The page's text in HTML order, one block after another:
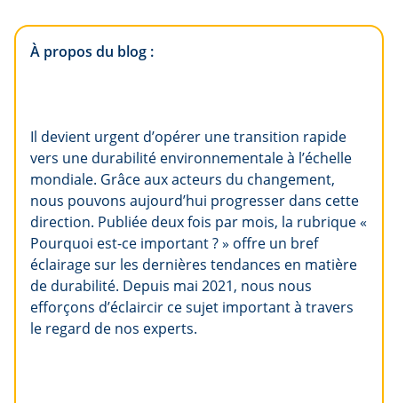
À propos du blog :
Il devient urgent d’opérer une transition rapide
vers une durabilité environnementale à l’échelle
mondiale. Grâce aux acteurs du changement,
nous pouvons aujourd’hui progresser dans cette
direction. Publiée deux fois par mois, la rubrique «
Pourquoi est-ce important ? » offre un bref
éclairage sur les dernières tendances en matière
de durabilité. Depuis mai 2021, nous nous
efforçons d’éclaircir ce sujet important à travers
le regard de nos experts.